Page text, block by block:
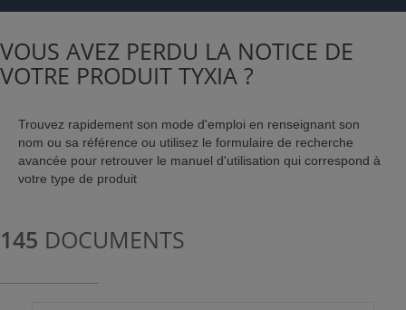
& SERVICES)
VOUS AVEZ PERDU LA NOTICE DE
VOTRE PRODUIT TYXIA ?
Trouvez rapidement son mode d'emploi en renseignant son
nom ou sa référence ou utilisez le formulaire de recherche
avancée pour retrouver le manuel d'utilisation qui correspond à
votre type de produit
145 DOCUMENTS